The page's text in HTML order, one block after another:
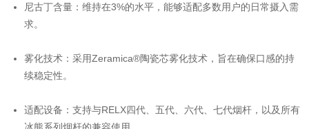
尼古丁含量：维持在3%的水平，能够适配多数用户的日常摄入需
求。
雾化技术：采用Zeramica®陶瓷芯雾化技术，旨在确保口感的持
续稳定性。
适配设备：支持与RELX四代、五代、六代、七代烟杆，以及所有